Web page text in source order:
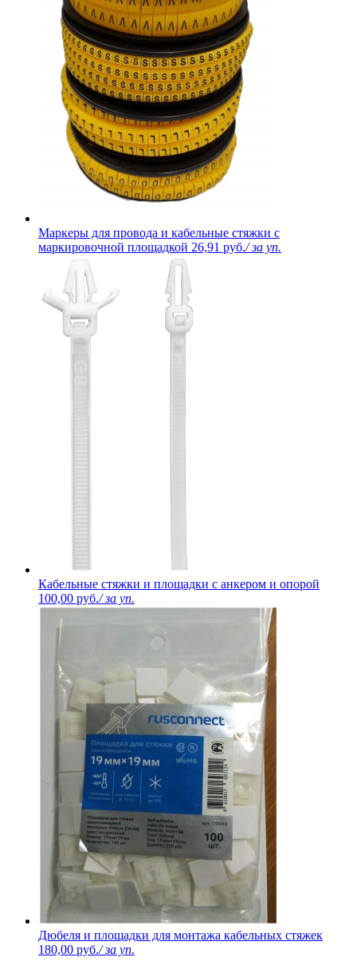
Маркеры для провода и кабельные стяжки с
маркировочной площадкой 26,91 руб./ за уп.
Кабельные стяжки и площадки с анкером и опорой
100,00 руб./ за уп.
Дюбеля и площадки для монтажа кабельных стяжек
180,00 руб./ за уп.